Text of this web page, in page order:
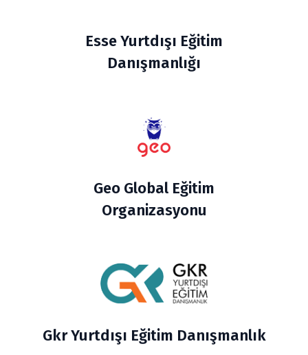
Esse Yurtdışı Eğitim
Danışmanlığı
Geo Global Eğitim
Organizasyonu
Gkr Yurtdışı Eğitim Danışmanlık